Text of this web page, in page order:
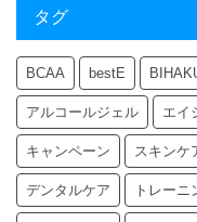
タグ
BCAA bestE
アルコールジェル エイ
キャンペーン スキンケ
デンタルケア トレーニ